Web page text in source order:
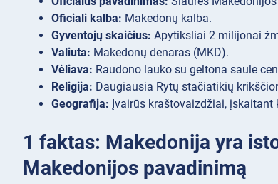
Oficiali kalba: Makedonų kalba.
Gyventojų skaičius: Apytiksliai 2 milijonai
Valiuta: Makedonų denaras (MKD).
Vėliava: Raudono lauko su geltona saule
Religija: Daugiausia Rytų stačiatikių
Geografija: Įvairūs kraštovaizdžiai, įskaitant
1 faktas: Makedonija yra
Makedonijos pavadinimą